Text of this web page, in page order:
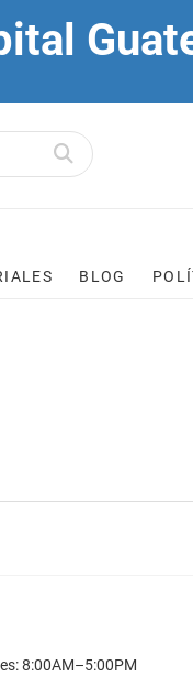
Search
BLOG
8:00AM–5:00PM